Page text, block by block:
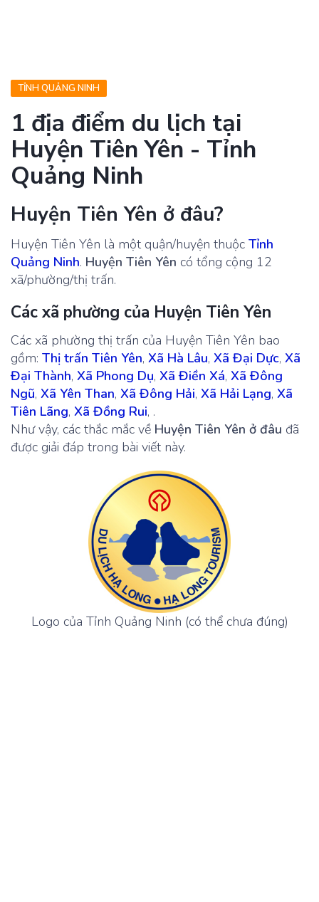
TỈNH QUẢNG NINH
1 địa điểm du lịch tại
Huyện Tiên Yên - Tỉnh
Quảng Ninh
Huyện Tiên Yên ở đâu?
Huyện Tiên Yên là một quận/huyện thuộc Tỉnh
Quảng Ninh. Huyện Tiên Yên có tổng cộng 12
xã/phường/thị trấn.
Các xã phường của Huyện Tiên Yên
Các xã phường thị trấn của Huyện Tiên Yên bao
gồm: Thị trấn Tiên Yên, Xã Hà Lâu, Xã Đại Dực, Xã
Đại Thành, Xã Phong Dụ, Xã Điền Xá, Xã Đông
Ngũ, Xã Yên Than, Xã Đông Hải, Xã Hải Lạng, Xã
Tiên Lãng, Xã Đồng Rui, .
Như vậy, các thắc mắc về Huyện Tiên Yên ở đâu đã
được giải đáp trong bài viết này.
Logo của Tỉnh Quảng Ninh (có thể chưa đúng)